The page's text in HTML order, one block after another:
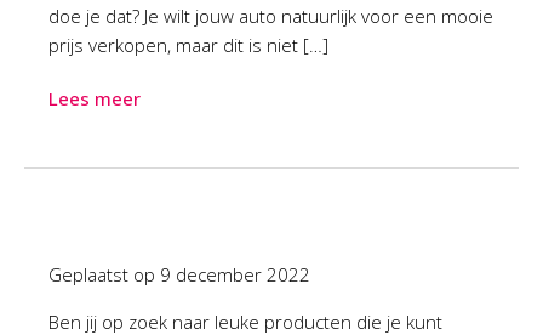
doe je dat? Je wilt jouw auto natuurlijk voor een mooie
prijs verkopen, maar dit is niet […]
Lees meer
Geplaatst op 9 december 2022
Ben jij op zoek naar leuke producten die je kunt